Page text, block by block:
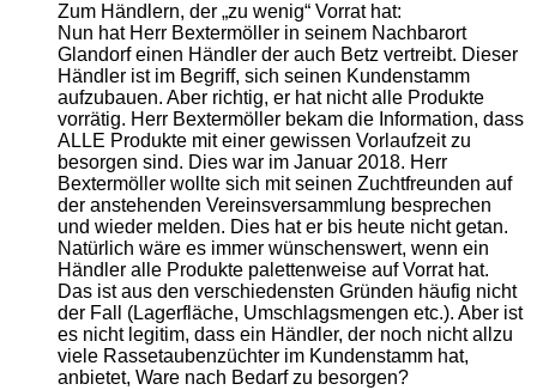
Zum Händlern, der „zu wenig“ Vorrat hat:
Nun hat Herr Bextermöller in seinem Nachbarort
Glandorf einen Händler der auch Betz vertreibt. Dieser
Händler ist im Begriff, sich seinen Kundenstamm
aufzubauen. Aber richtig, er hat nicht alle Produkte
vorrätig. Herr Bextermöller bekam die Information, dass
ALLE Produkte mit einer gewissen Vorlaufzeit zu
besorgen sind. Dies war im Januar 2018. Herr
Bextermöller wollte sich mit seinen Zuchtfreunden auf
der anstehenden Vereinsversammlung besprechen
und wieder melden. Dies hat er bis heute nicht getan.
Natürlich wäre es immer wünschenswert, wenn ein
Händler alle Produkte palettenweise auf Vorrat hat.
Das ist aus den verschiedensten Gründen häufig nicht
der Fall (Lagerfläche, Umschlagsmengen etc.). Aber ist
es nicht legitim, dass ein Händler, der noch nicht allzu
viele Rassetaubenzüchter im Kundenstamm hat,
anbietet, Ware nach Bedarf zu besorgen?